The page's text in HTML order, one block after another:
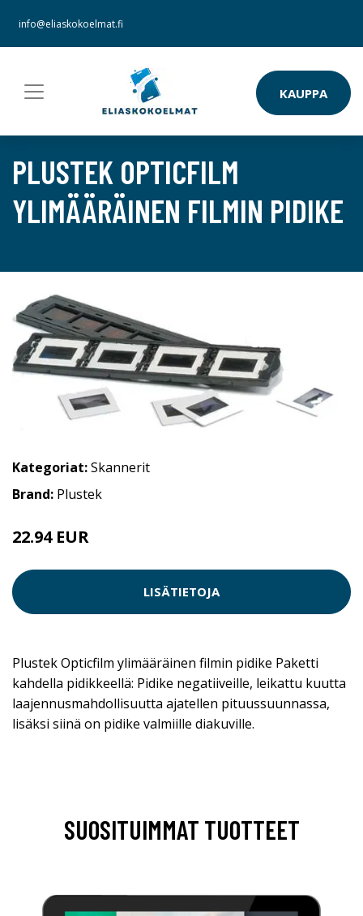
info@eliaskokoelmat.fi
KAUPPA
PLUSTEK OPTICFILM
YLIMÄÄRÄINEN FILMIN PIDIKE
Kategoriat:Skannerit
Brand: Plustek
22.94 EUR
LISÄTIETOJA
Plustek Opticfilm ylimääräinen filmin pidike Paketti
kahdella pidikkeellä: Pidike negatiiveille, leikattu kuutta
laajennusmahdollisuutta ajatellen pituussuunnassa,
lisäksi siinä on pidike valmiille diakuville.
SUOSITUIMMAT TUOTTEET